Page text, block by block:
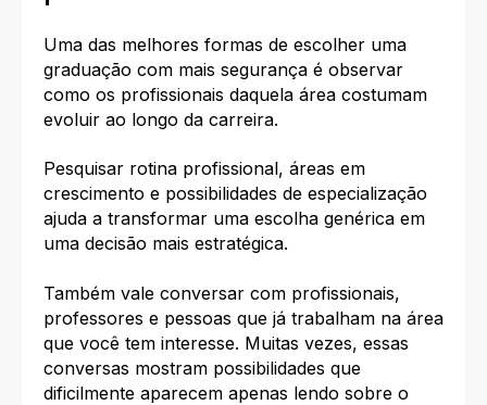
Uma das melhores formas de escolher uma
graduação com mais segurança é observar
como os profissionais daquela área costumam
evoluir ao longo da carreira.
Pesquisar rotina profissional, áreas em
crescimento e possibilidades de especialização
ajuda a transformar uma escolha genérica em
uma decisão mais estratégica.
Também vale conversar com profissionais,
professores e pessoas que já trabalham na área
que você tem interesse. Muitas vezes, essas
conversas mostram possibilidades que
dificilmente aparecem apenas lendo sobre o